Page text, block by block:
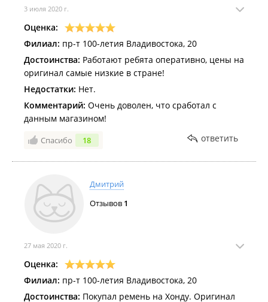
3 июля 2020 г.
Оценка:
Филиал: пр-т 100-летия Владивостока, 20
Достоинства: Работают ребята оперативно, цены на
оригинал самые низкие в стране!
Недостатки: Нет.
Комментарий: Очень доволен, что сработал с
данным магазином!
Спасибо 18 ответить
Дмитрий
Отзывов 1
27 мая 2020 г.
Оценка:
Филиал: пр-т 100-летия Владивостока, 20
Достоинства: Покупал ремень на Хонду. Оригинал